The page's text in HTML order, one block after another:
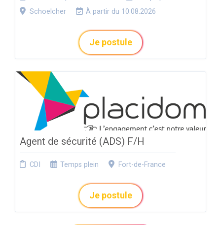
Schoelcher
À partir du 10.08.2026
Je postule
Agent de sécurité (ADS) F/H
CDI Temps plein Fort-de-France
Je postule